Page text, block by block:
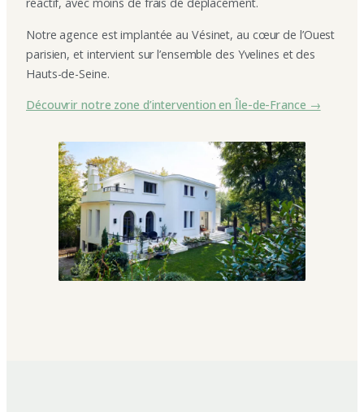
réactif, avec moins de frais de déplacement.
Notre agence est implantée au Vésinet, au cœur de l’Ouest
parisien, et intervient sur l’ensemble des Yvelines et des
Hauts-de-Seine.
Découvrir notre zone d’intervention en Île-de-France →